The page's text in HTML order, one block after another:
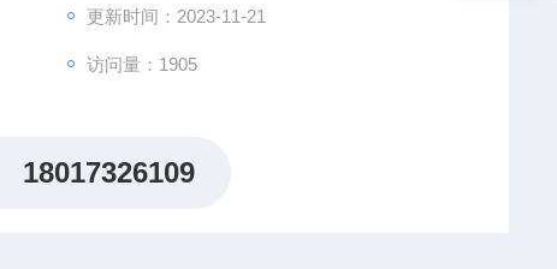
更新时间：2023-11-21
访问量：1905
18017326109